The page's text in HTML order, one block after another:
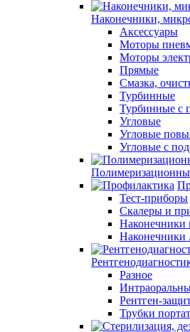
Наконечники,
Аксессуары
Моторы
Моторы
Прямые
Смазка,
Турбинные
Турбинные с
Угловые
Угловые
Угловые с
Тест-приборы
Скалеры и
Наконечники
Наконечники
Разное
Рентген-
Трубки